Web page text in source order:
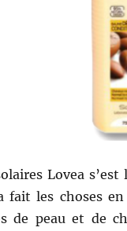
Lovea
fait les choses
de peau et de